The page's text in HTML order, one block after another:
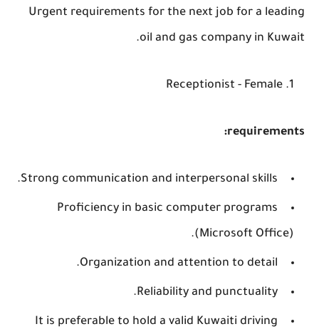
Urgent requirements for the next job for a leading
oil and gas company in Kuwait.
Receptionist - Female
requirements:
Strong communication and interpersonal skills.
Proficiency in basic computer programs
(Microsoft Office).
Organization and attention to detail.
Reliability and punctuality.
It is preferable to hold a valid Kuwaiti driving